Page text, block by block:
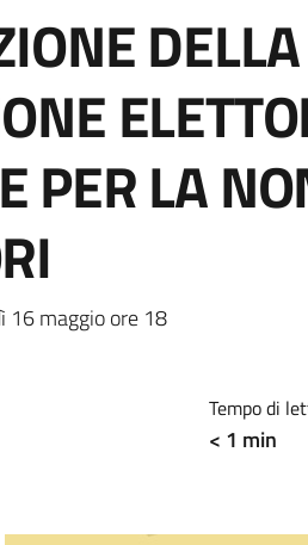
DELLA
PER LA
notizia
16 maggio ore 18
Tempo di
< 1 min